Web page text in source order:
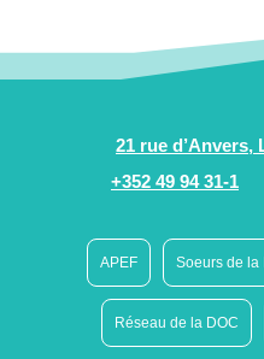
21 rue d’Anvers,
+352 49 94 31-1
APEF Soeurs de la
Réseau de la DOC